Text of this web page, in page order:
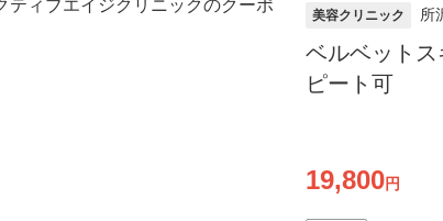
美容クリニック 所
ベルベット
ピート可
19,800円